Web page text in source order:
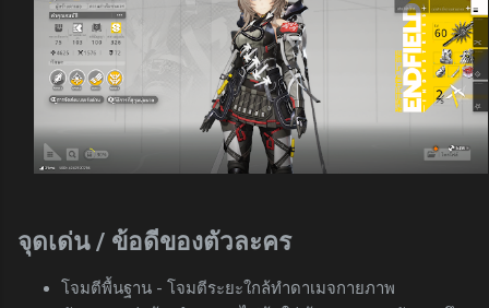
จุดเด่น / ข้อดีของตัวละคร
โจมตีพื้นฐาน - โจมตีระยะใกล้ทำดาเมจกายภาพ